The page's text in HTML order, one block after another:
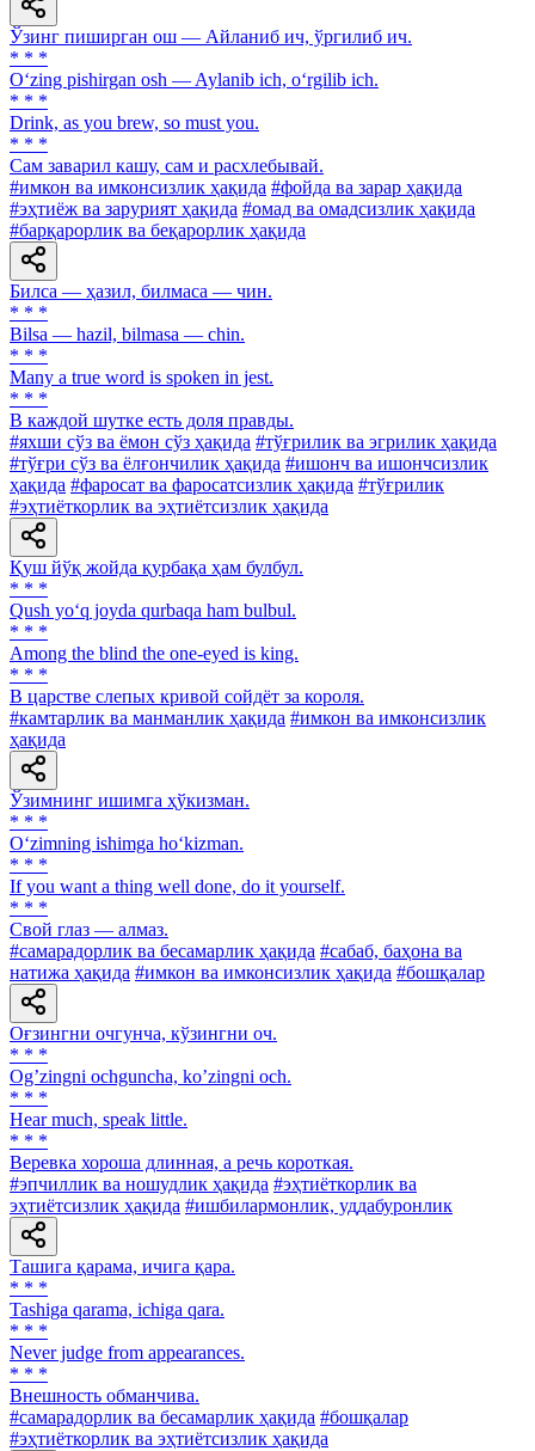
Ўзинг пиширган ош — Айланиб ич, ўргилиб ич.
* * *
O‘zing pishirgan osh — Aylanib ich, o‘rgilib ich.
* * *
Drink, аs you brew, so must you.
* * *
Сам заварил кашу, сам и расхлебывай.
#имкон ва имконсизлик ҳақида #фойда ва зарар ҳақида
#эҳтиёж ва зарурият ҳақида #омад ва омадсизлик ҳақида
#барқарорлик ва беқарорлик ҳақида
Билса — ҳазил, билмаса — чин.
* * *
Bilsa — hazil, bilmasa — chin.
* * *
Many a true word is spoken in jest.
* * *
В каждой шутке есть доля правды.
#яхши сўз ва ёмон сўз ҳақида #тўғрилик ва эгрилик ҳақида
#тўғри сўз ва ёлғончилик ҳақида #ишонч ва ишончсизлик
ҳақида #фаросат ва фаросатсизлик ҳақида #тўғрилик
#эҳтиёткорлик ва эҳтиётсизлик ҳақида
Қуш йўқ жойда қурбақа ҳам булбул.
* * *
Qush yo‘q joyda qurbaqa ham bulbul.
* * *
Among the blind the one-eyed is king.
* * *
В царстве слепых кривой сойдёт за короля.
#камтарлик ва манманлик ҳақида #имкон ва имконсизлик
ҳақида
Ўзимнинг ишимга ҳўкизман.
* * *
O‘zimning ishimga ho‘kizman.
* * *
If you want a thing well done, do it yourself.
* * *
Свой глаз — алмаз.
#самарадорлик ва бесамарлик ҳақида #сабаб, баҳона ва
натижа ҳақида #имкон ва имконсизлик ҳақида #бошқалар
Оғзингни очгунча, кўзингни оч.
* * *
Ogʼzingni ochguncha, koʼzingni och.
* * *
Hear much, speak little.
* * *
Веревка хороша длинная, а речь короткая.
#эпчиллик ва ношудлик ҳақида #эҳтиёткорлик ва
эҳтиётсизлик ҳақида #ишбилармонлик, уддабуронлик
Ташига қарама, ичига қара.
* * *
Tashiga qarama, ichiga qara.
* * *
Never judge from appearances.
* * *
Внешность обманчива.
#самарадорлик ва бесамарлик ҳақида #бошқалар
#эҳтиёткорлик ва эҳтиётсизлик ҳақида